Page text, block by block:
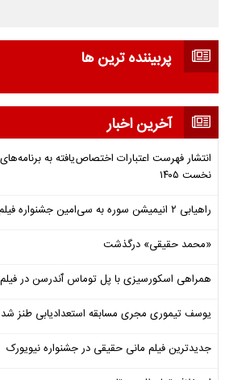
پربیننده ترین ها
آخرین اخبار
نخست ۱۴۰۵
راهیابی ۲ انیمیشن سوره به سی‌امین جشنواره فیلم رود آیلند
«محمد حقیقی» درگذشت
همراهی اسکورسیزی با پل توماس ٱندرسن در
یوسف تیموری مجری مسابقه استعدادیابی طنز شد
جدیدترین فیلم مانی حقیقی در جشنواره نیویورک